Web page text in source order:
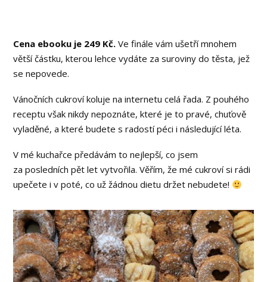
Cena ebooku je 249 Kč.Ve finále vám ušetří mnohem
větší částku, kterou lehce vydáte za suroviny do těsta, jež
se nepovede.
Vánočních cukroví koluje na internetu celá řada. Z pouhého
receptu však nikdy nepoznáte, které je to pravé, chuťově
vyladěné, a které budete s radostí péci i následující léta.
V mé kuchařce předávám to nejlepší, co jsem
za posledních pět let vytvořila. Věřím, že mé cukroví si rádi
upečete i v poté, co už žádnou dietu držet nebudete!